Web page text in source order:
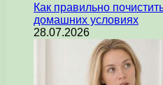
Как правильно
домашних условиях
28.07.2026